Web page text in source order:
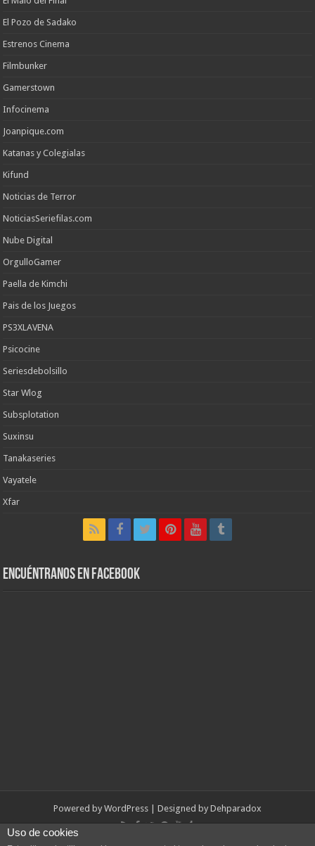
El Pozo de Sadako
Estrenos Cinema
Filmbunker
Gamerstown
Infocinema
Joanpique.com
Katanas y Colegialas
Kifund
Noticias de Terror
NoticiasSeriefilas.com
Nube Digital
OrgulloGamer
Paella de Kimchi
Pais de los Juegos
PS3XLAVENA
Psicocine
Seriesdebolsillo
Star Wlog
Subsplotation
Suxinsu
Tanakaseries
Vayatele
Xfar
Encuéntranos en Facebook
Powered by WordPress | Designed by Dehparadox
Uso de cookies